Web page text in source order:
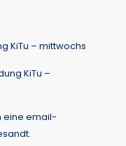
KiTu – mittwochs
KiTu –
eine email-